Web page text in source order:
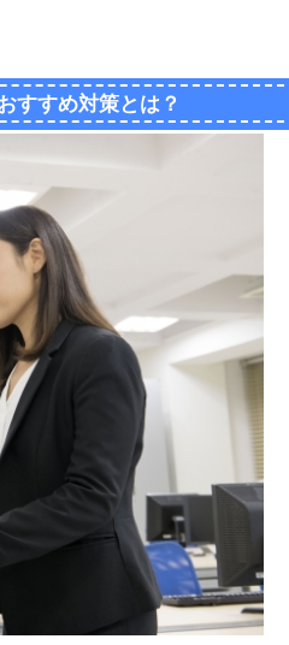
すすめ対策とは？